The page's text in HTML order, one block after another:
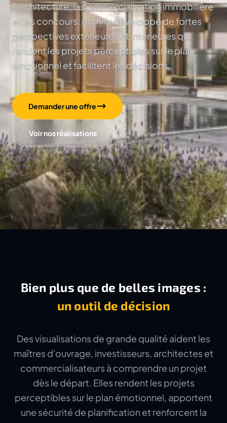
l'architecture, la commercialisation immobilière
et les concours. Archify développe de fortes
perspectives extérieures et intérieures qui
rendent les projets perceptibles sur le plan
émotionnel et facilitent les décisions.
Demander une offre
Voir nos réalisations
Bien plus que de belles images :
un outil de décision
Des visualisations de grande qualité aident les
maîtres d'ouvrage, investisseurs, architectes et
commercialisateurs à comprendre un projet
dès le départ. Elles rendent les projets
perceptibles sur le plan émotionnel, apportent
une sécurité de planification et renforcent la